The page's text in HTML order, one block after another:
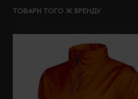
ТОВАРИ ТОГО Ж БРЕНДУ